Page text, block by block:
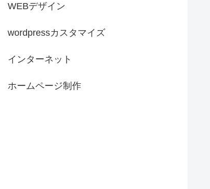
WEBデザイン
wordpressカスタマイズ
インターネット
ホームページ制作